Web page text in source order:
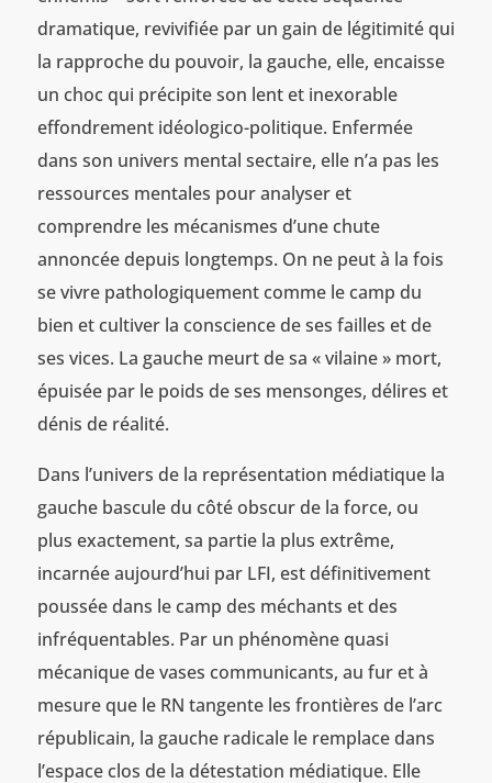
dramatique, revivifiée par un gain de légitimité qui
la rapproche du pouvoir, la gauche, elle, encaisse
un choc qui précipite son lent et inexorable
effondrement idéologico-politique. Enfermée
dans son univers mental sectaire, elle n’a pas les
ressources mentales pour analyser et
comprendre les mécanismes d’une chute
annoncée depuis longtemps. On ne peut à la fois
se vivre pathologiquement comme le camp du
bien et cultiver la conscience de ses failles et de
ses vices. La gauche meurt de sa « vilaine » mort,
épuisée par le poids de ses mensonges, délires et
dénis de réalité.
Dans l’univers de la représentation médiatique la
gauche bascule du côté obscur de la force, ou
plus exactement, sa partie la plus extrême,
incarnée aujourd’hui par LFI, est définitivement
poussée dans le camp des méchants et des
infréquentables. Par un phénomène quasi
mécanique de vases communicants, au fur et à
mesure que le RN tangente les frontières de l’arc
républicain, la gauche radicale le remplace dans
l’espace clos de la détestation médiatique. Elle